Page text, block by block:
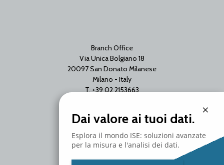
Branch Office
Via Unica Bolgiano 18
20097 San Donato Milanese
Milano - Italy
T. +39 02 2153663
×
Dai valore ai tuoi dati.
Esplora il mondo ISE: soluzioni avanzate
per la misura e l'analisi dei dati.